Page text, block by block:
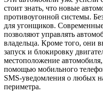
стоит знать, что новые
противоугонной системы.
для угонщиков.
позволяют управлять
владельца. Кроме того, они
запуск и блокировку
местоположение
помощью мобильного
SMS-уведомления о любых
периметра.